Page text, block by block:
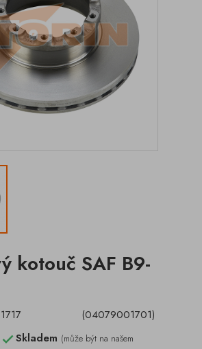
kotouč SAF B9-
1717
(04079001701)
Skladem (může být na našem